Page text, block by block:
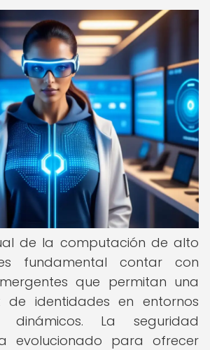
de la computación de alto
fundamental contar con
que permitan una
de identidades en entornos
dinámicos. La seguridad
evolucionado para ofrecer